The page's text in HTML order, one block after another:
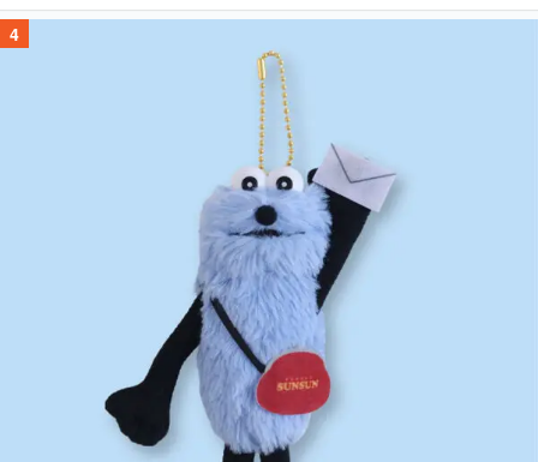
4